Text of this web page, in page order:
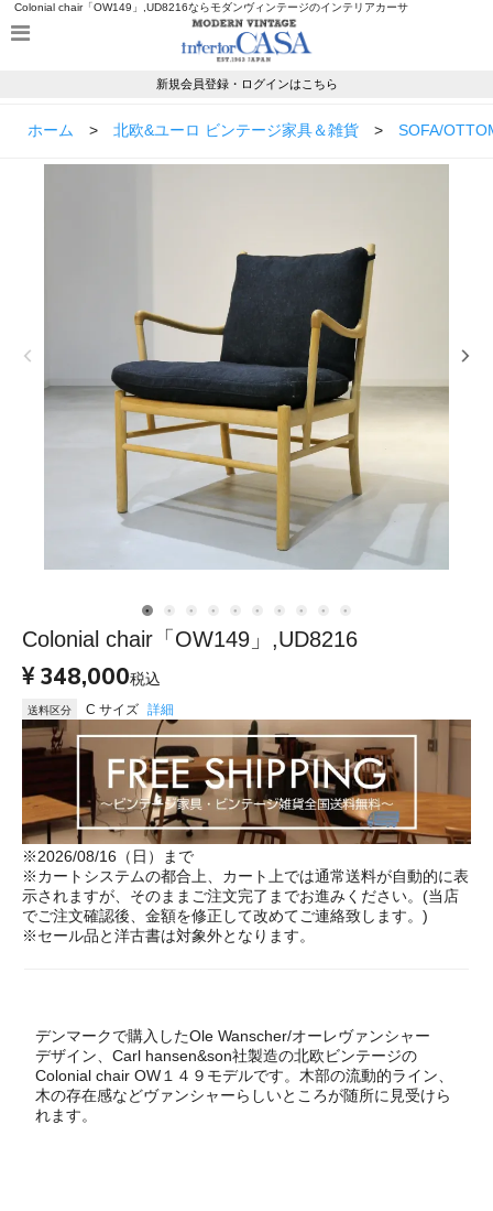
Colonial chair「OW149」,UD8216ならモダンヴィンテージのインテリアカーサ
新規会員登録・ログインはこちら
ホーム > 北欧&ユーロ ビンテージ家具＆雑貨 > SOFA/
Colonial chair「OW149」,UD8216
348,000税込
送料区分 C サイズ 詳細
※2026/08/16（日）まで
※カートシステムの都合上、カート上では通常送料が自動的に表
示されますが、そのままご注文完了までお進みください。(当店
でご注文確認後、金額を修正して改めてご連絡致します。)
※セール品と洋古書は対象外となります。
デンマークで購入したOle Wanscher/オーレヴァンシャー
デザイン、Carl hansen&son社製造の北欧ビンテージの
Colonial chair OW１４９モデルです。木部の流動的ライン、
木の存在感などヴァンシャーらしいところが随所に見受けら
れます。